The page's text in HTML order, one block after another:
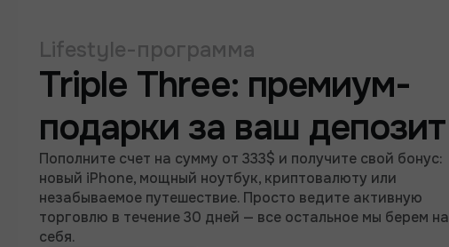
Lifestyle-программа
Triple Three: премиум-
подарки за ваш депозит
Пополните счет на сумму от 333$ и получите свой бонус:
новый iPhone, мощный ноутбук, криптовалюту или
незабываемое путешествие. Просто ведите активную
торговлю в течение 30 дней — все остальное мы берем на
себя.